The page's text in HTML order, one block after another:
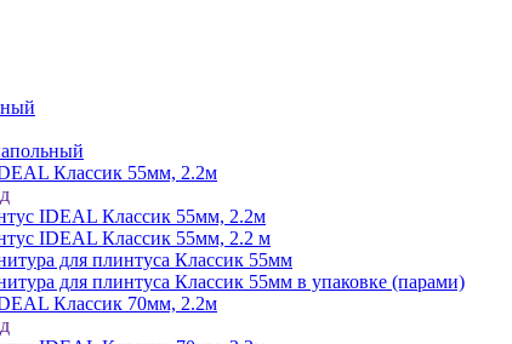
Классик 55мм, 2.2м
IDEAL Классик 55мм, 2.2м
IDEAL Классик 55мм, 2.2 м
для плинтуса Классик 55мм
для плинтуса Классик 55мм в упаковке (парами)
Классик 70мм, 2.2м